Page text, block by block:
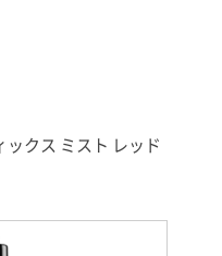
クス ミスト レッド